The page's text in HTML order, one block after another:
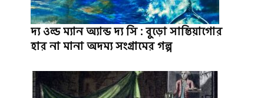
দ্য ওল্ড ম্যান অ্যান্ড দ্য সি : বুড়ো সান্তিয়াগোর
হার না মানা অদম্য সংগ্রামের গল্প